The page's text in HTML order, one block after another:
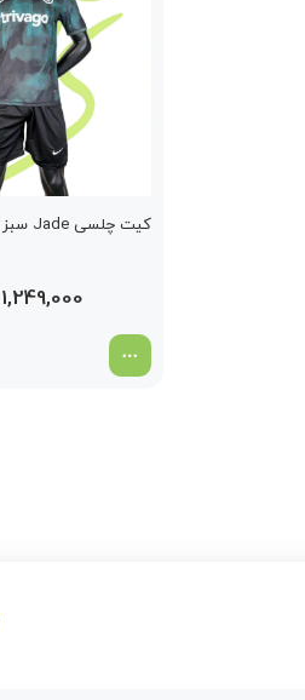
کیت چلسی Jade سبز 2025
1,249,000